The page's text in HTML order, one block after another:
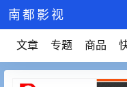
南都影视
文章 专题 商品